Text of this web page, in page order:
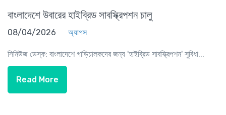
বাংলাদেশে উবারের হাইব্রিড সাবস্ক্রিপশন চালু
08/04/2026 অ্যাপস
সিনিউজ ডেস্ক: বাংলাদেশে গাড়িচালকদের জন্য 'হাইব্রিড সাবস্ক্রিপশন' সুবিধা...
Read More